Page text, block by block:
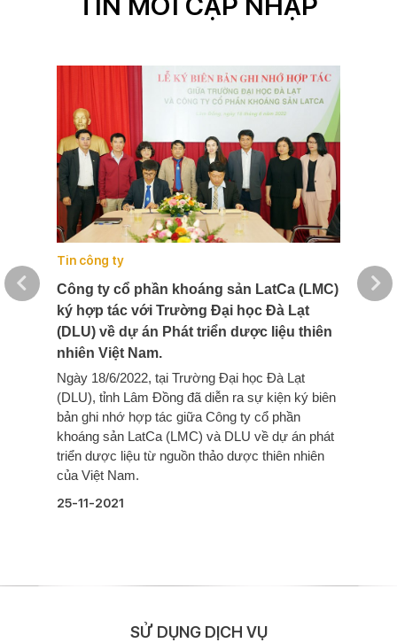
Tin công ty
Công ty cổ phần khoáng sản LatCa (LMC)
ký hợp tác với Trường Đại học Đà Lạt
(DLU) về dự án Phát triển dược liệu thiên
nhiên Việt Nam.
Ngày 18/6/2022, tại Trường Đại học Đà Lạt
(DLU), tỉnh Lâm Đồng đã diễn ra sự kiện ký biên
bản ghi nhớ hợp tác giữa Công ty cổ phần
khoáng sản LatCa (LMC) và DLU về dự án phát
triển dược liệu từ nguồn thảo dược thiên nhiên
của Việt Nam.
25-11-2021
SỬ DỤNG DỊCH VỤ